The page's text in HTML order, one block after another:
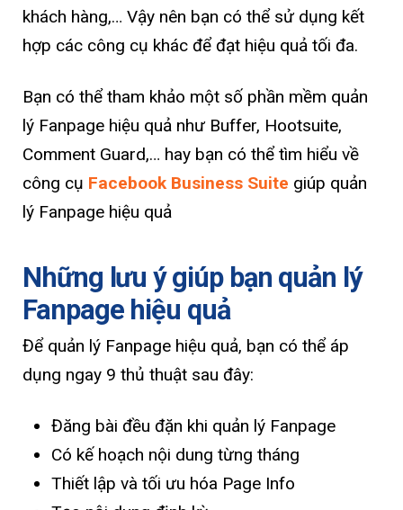
khách hàng,… Vậy nên bạn có thể sử dụng kết
hợp các công cụ khác để đạt hiệu quả tối đa.
Bạn có thể tham khảo một số phần mềm quản
lý Fanpage hiệu quả như Buffer, Hootsuite,
Comment Guard,… hay bạn có thể tìm hiểu về
công cụ Facebook Business Suite giúp quản
lý Fanpage hiệu quả
Những lưu ý giúp bạn quản lý
Fanpage hiệu quả
Để quản lý Fanpage hiệu quả, bạn có thể áp
dụng ngay 9 thủ thuật sau đây:
Đăng bài đều đặn khi quản lý Fanpage
Có kế hoạch nội dung từng tháng
Thiết lập và tối ưu hóa Page Info